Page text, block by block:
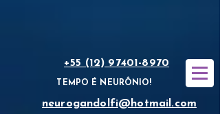
TEMPO É NEURÔNIO!
+55 (12) 97401-8970
neurogandolfi@hotmail.com